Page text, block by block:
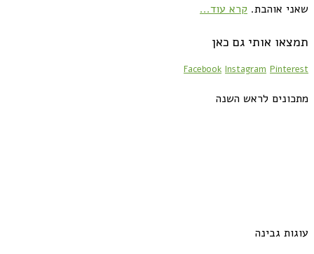
שאני אוהבת. קרא עוד...
תמצאו אותי גם כאן
Facebook Instagram Pinterest
מתכונים לראש השנה
עוגות גבינה